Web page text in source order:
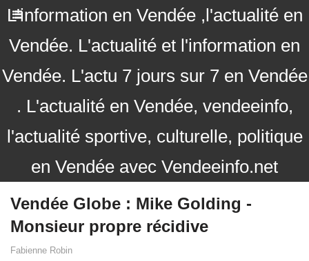
L'information en Vendée ,l'actualité en
Vendée. L'actualité et l'information en
Vendée. L'actu 7 jours sur 7 en Vendée
. L'actualité en Vendée, vendeeinfo,
l'actualité sportive, culturelle, politique
en Vendée avec Vendeeinfo.net
Vendée Globe : Mike Golding -
Monsieur propre récidive
Fabienne Robin